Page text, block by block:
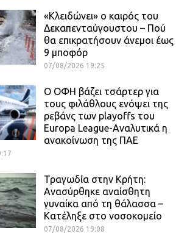
«Κλειδώνει» ο καιρός του
Δεκαπενταύγουστου – Πού
θα επικρατήσουν άνεμοι έως
9 μποφόρ
07/08/2026 19:25
Ο ΟΦΗ βάζει τσάρτερ για
τους φιλάθλους ενόψει της
ρεβάνς των playoffs του
Europa League-Αναλυτικά η
ανακοίνωση της ΠΑΕ
Τραγωδία στην Κρήτη:
Ανασύρθηκε αναίσθητη
γυναίκα από τη θάλασσα –
Κατέληξε στο νοσοκομείο
07/08/2026 19:08